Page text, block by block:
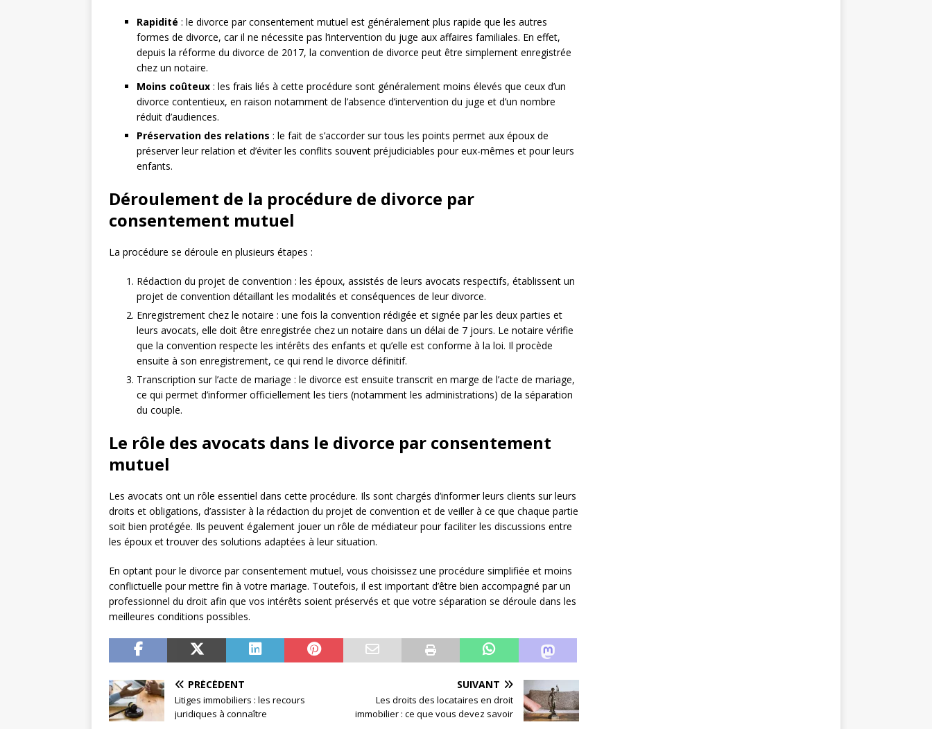
Rapidité : le divorce par consentement mutuel est généralement plus rapide que les autres
formes de divorce, car il ne nécessite pas l’intervention du juge aux affaires familiales. En effet,
depuis la réforme du divorce de 2017, la convention de divorce peut être simplement enregistrée
chez un notaire.
Moins coûteux : les frais liés à cette procédure sont généralement moins élevés que ceux d’un
divorce contentieux, en raison notamment de l’absence d’intervention du juge et d’un nombre
réduit d’audiences.
Préservation des relations : le fait de s’accorder sur tous les points permet aux époux de
préserver leur relation et d’éviter les conflits souvent préjudiciables pour eux-mêmes et pour leurs
enfants.
Déroulement de la procédure de divorce par
consentement mutuel
La procédure se déroule en plusieurs étapes :
Rédaction du projet de convention : les époux, assistés de leurs avocats respectifs, établissent un
projet de convention détaillant les modalités et conséquences de leur divorce.
Enregistrement chez le notaire : une fois la convention rédigée et signée par les deux parties et
leurs avocats, elle doit être enregistrée chez un notaire dans un délai de 7 jours. Le notaire vérifie
que la convention respecte les intérêts des enfants et qu’elle est conforme à la loi. Il procède
ensuite à son enregistrement, ce qui rend le divorce définitif.
Transcription sur l’acte de mariage : le divorce est ensuite transcrit en marge de l’acte de mariage,
ce qui permet d’informer officiellement les tiers (notamment les administrations) de la séparation
du couple.
Le rôle des avocats dans le divorce par consentement
mutuel
Les avocats ont un rôle essentiel dans cette procédure. Ils sont chargés d’informer leurs clients sur leurs
droits et obligations, d’assister à la rédaction du projet de convention et de veiller à ce que chaque partie
soit bien protégée. Ils peuvent également jouer un rôle de médiateur pour faciliter les discussions entre
les époux et trouver des solutions adaptées à leur situation.
En optant pour le divorce par consentement mutuel, vous choisissez une procédure simplifiée et moins
conflictuelle pour mettre fin à votre mariage. Toutefois, il est important d’être bien accompagné par un
professionnel du droit afin que vos intérêts soient préservés et que votre séparation se déroule dans les
meilleures conditions possibles.
PRÉCÉDENT
Litiges immobiliers : les recours
juridiques à connaître
SUIVANT
Les droits des locataires en droit
immobilier : ce que vous devez savoir